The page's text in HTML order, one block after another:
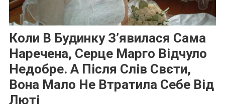
Коли В Будинку З’явилася Сама
Наречена, Серце Марго Відчуло
Недобре. А Після Слів Свєти,
Вона Мало Не Втратила Себе Від
Люті